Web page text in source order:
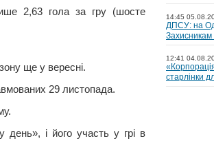
2,63 гола за гру (шосте
ще у вересні.
29 листопада.
день», і його участь у грі в
14:45
ДПСУ: на
Захисникам
12:41
старлінки